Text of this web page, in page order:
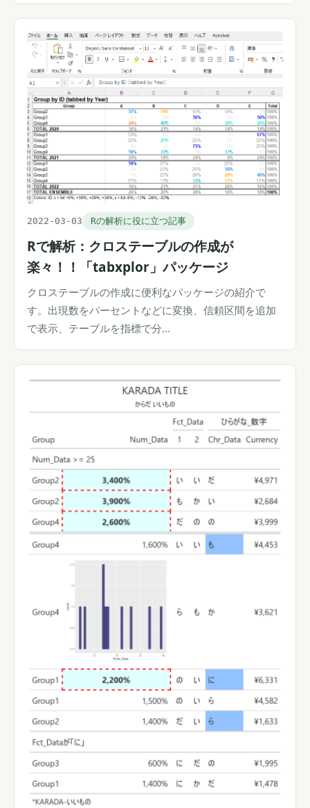
2022-03-03 Rの解析に役に立つ記事
Rで解析：クロステーブルの作成が
楽々！！「tabxplor」パッケージ
クロステーブルの作成に便利なパッケージの紹介で
す。出現数をパーセントなどに変換、信頼区間を追加
で表示、テーブルを指標で分…